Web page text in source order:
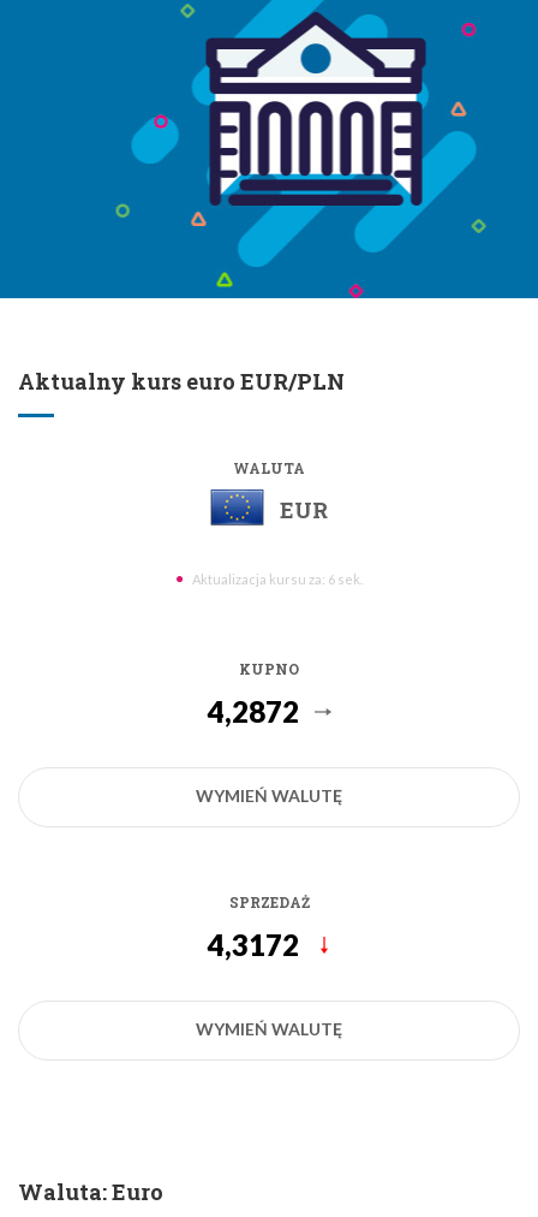
Aktualny kurs euro EUR/PLN
WALUTA
EUR
Aktualizacja kursu za: 4sek.
KUPNO
4,2872
WYMIEŃ WALUTĘ
SPRZEDAŻ
4,3172
WYMIEŃ WALUTĘ
Waluta: Euro